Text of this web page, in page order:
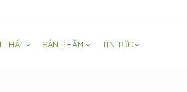
THẤT SẢN PHẦM TIN TỨC